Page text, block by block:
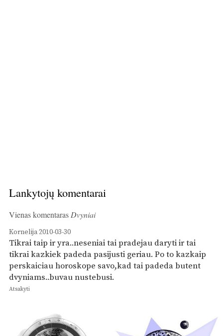
Lankytojų komentarai
Vienas komentaras Dvyniai
Kornelija2010-03-30
Tikrai taip ir yra..neseniai tai pradejau daryti ir tai
tikrai kazkiek padeda pasijusti geriau. Po to kazkaip
perskaiciau horoskope savo,kad tai padeda butent
dvyniams..buvau nustebusi.
Atsakyti